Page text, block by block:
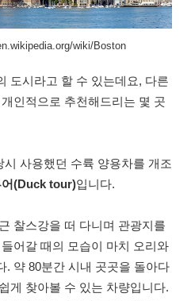
wiki/Boston
도시라고 할 수 있는데요, 다른
인적으로 추천해드리는 몇 곳
사용했던 수륙 양용차를 개조
어(Duck tour)입니다.
찰스강을 떠 다니며 관광지를
어갈 때의 모습이 마치 오리와
. 약 80분간 시내 곳곳을 돌아다
게 찾아볼 수 있는 차량입니다.